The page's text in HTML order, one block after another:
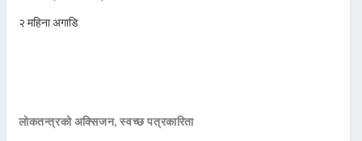
२ महिना अगाडि
लोकतन्त्रको अक्सिजन, स्वच्छ पत्रकारिता